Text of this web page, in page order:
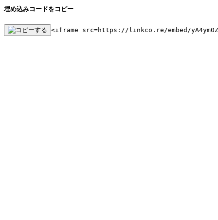
埋め込みコードをコピー
<iframe src=https://linkco.re/embed/